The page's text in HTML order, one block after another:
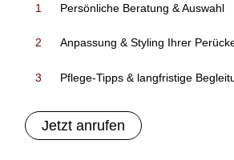
1 Persönliche Beratung & Auswahl
2 Anpassung & Styling Ihrer
3 Pflege-Tipps & langfristige
Jetzt anrufen